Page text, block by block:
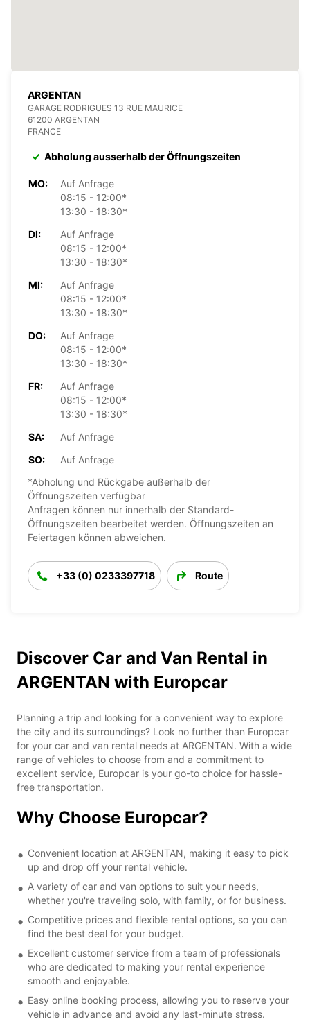
ARGENTAN
GARAGE RODRIGUES 13 RUE MAURICE
61200 ARGENTAN
FRANCE
Abholung ausserhalb der Öffnungszeiten
MO:
Auf Anfrage
08:15 - 12:00*
13:30 - 18:30*
DI:
Auf Anfrage
08:15 - 12:00*
13:30 - 18:30*
MI:
Auf Anfrage
08:15 - 12:00*
13:30 - 18:30*
DO:
Auf Anfrage
08:15 - 12:00*
13:30 - 18:30*
FR:
Auf Anfrage
08:15 - 12:00*
13:30 - 18:30*
SA:
Auf Anfrage
SO:
Auf Anfrage
*Abholung und Rückgabe außerhalb der
Öffnungszeiten verfügbar
Anfragen können nur innerhalb der Standard-
Öffnungszeiten bearbeitet werden. Öffnungszeiten an
Feiertagen können abweichen.
+33 (0) 0233397718 Route
Discover Car and Van Rental in
ARGENTAN with Europcar
Planning a trip and looking for a convenient way to explore
the city and its surroundings? Look no further than Europcar
for your car and van rental needs at ARGENTAN. With a wide
range of vehicles to choose from and a commitment to
excellent service, Europcar is your go-to choice for hassle-
free transportation.
Why Choose Europcar?
Convenient location at ARGENTAN, making it easy to pick
up and drop off your rental vehicle.
A variety of car and van options to suit your needs,
whether you're traveling solo, with family, or for business.
Competitive prices and flexible rental options, so you can
find the best deal for your budget.
Excellent customer service from a team of professionals
who are dedicated to making your rental experience
smooth and enjoyable.
Easy online booking process, allowing you to reserve your
vehicle in advance and avoid any last-minute stress.